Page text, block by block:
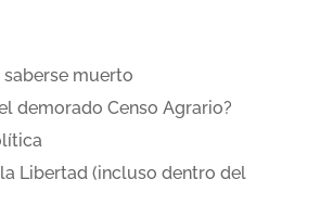
muerto
demorado Censo Agrario?
Libertad (incluso dentro del